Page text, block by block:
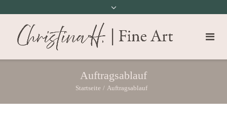
Auftragsablauf
Startseite / Auftragsablauf